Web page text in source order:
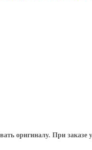
оригиналу. При заказе